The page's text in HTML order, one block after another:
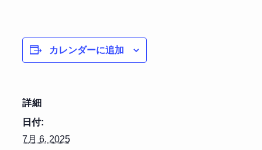
カレンダーに追加
詳細
日付:
7月 6, 2025